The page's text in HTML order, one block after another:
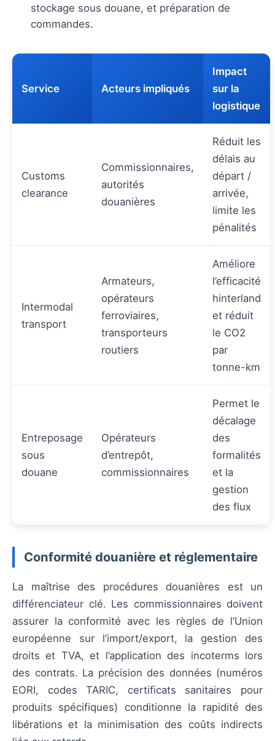
stockage sous douane, et préparation de
commandes.
Service Acteurs impliqués
Impact
sur la
logistique
Customs
clearance
Commissionnaires,
autorités
douanières
Réduit les
délais au
départ /
arrivée,
limite les
pénalités
Intermodal
transport
Armateurs,
opérateurs
ferroviaires,
transporteurs
routiers
Améliore
l’efficacité
hinterland
et réduit
le CO2
par
tonne-km
Entreposage
sous
douane
Opérateurs
d’entrepôt,
commissionnaires
Permet le
décalage
des
formalités
et la
gestion
des flux
Conformité douanière et réglementaire
La maîtrise des procédures douanières est un
différenciateur clé. Les commissionnaires doivent
assurer la conformité avec les règles de l’Union
européenne sur l’import/export, la gestion des
droits et TVA, et l’application des incoterms lors
des contrats. La précision des données (numéros
EORI, codes TARIC, certificats sanitaires pour
produits spécifiques) conditionne la rapidité des
libérations et la minimisation des coûts indirects